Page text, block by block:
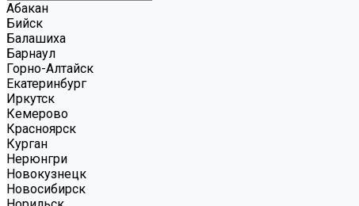
Абакан
Бийск
Балашиха
Барнаул
Горно-Алтайск
Екатеринбург
Иркутск
Кемерово
Красноярск
Курган
Нерюнгри
Новокузнецк
Новосибирск